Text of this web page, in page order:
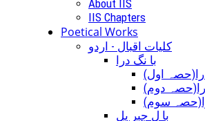
About IIS
IIS Chapters
Poetical Works
کلیات اقبال - اردو
با نگ درا
اول
دوم
سوم
با ل جبر یل